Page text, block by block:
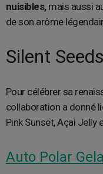
nuisibles,mais aussi
de son arôme
Silent
Pour célébrer sa
collaboration a donné
Pink Sunset, Açai Jelly
Auto Polar